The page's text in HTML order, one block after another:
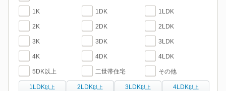
1K 1DK 1LDK
2K 2DK 2LDK
3K 3DK 3LDK
4K 4DK 4LDK
5DK以上 二世帯住宅 その他
1LDK 以上 2LDK 以上 3LDK 以上 4LDK 以上